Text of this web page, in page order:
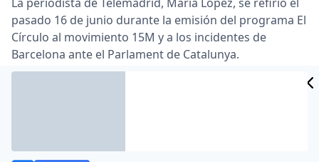
pasado 16 de junio durante la emisión del programa El
Círculo al movimiento 15M y a los incidentes de
Barcelona ante el Parlament de Catalunya.